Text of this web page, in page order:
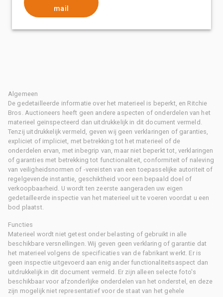
mail
Algemeen
De gedetailleerde informatie over het materieel is beperkt, en Ritchie
Bros. Auctioneers heeft geen andere aspecten of onderdelen van het
materieel geïnspecteerd dan uitdrukkelijk in dit document vermeld.
Tenzij uitdrukkelijk vermeld, geven wij geen verklaringen of garanties,
expliciet of impliciet, met betrekking tot het materieel of de
onderdelen ervan, met inbegrip van, maar niet beperkt tot, verklaringen
of garanties met betrekking tot functionaliteit, conformiteit of naleving
van veiligheidsnormen of -vereisten van een toepasselijke autoriteit of
regelgevende instantie, geschiktheid voor een bepaald doel of
verkoopbaarheid. U wordt ten zeerste aangeraden uw eigen
gedetailleerde inspectie van het materieel uit te voeren voordat u een
bod plaatst.
Functies
Materieel wordt niet getest onder belasting of gebruikt in alle
beschikbare versnellingen. Wij geven geen verklaring of garantie dat
het materieel volgens de specificaties van de fabrikant werkt. Er is
geen inspectie uitgevoerd aan enig ander functionaliteitsaspect dan
uitdrukkelijk in dit document vermeld. Er zijn alleen selecte foto's
beschikbaar voor afzonderlijke onderdelen van het onderstel, en deze
zijn mogelijk niet representatief voor de staat van het gehele